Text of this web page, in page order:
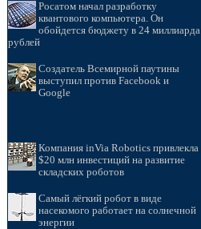
Росатом начал разработку
квантового компьютера. Он
обойдется бюджету в 24 миллиарда
рублей
Создатель Всемирной паутины
выступил против Facebook и
Google
Компания inVia Robotics привлекла
$20 млн инвестиций на развитие
складских роботов
Самый лёгкий робот в виде
насекомого работает на солнечной
энергии